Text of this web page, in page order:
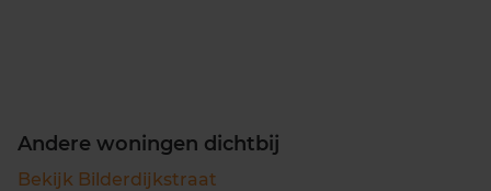
Andere woningen dichtbij
Bekijk Bilderdijkstraat